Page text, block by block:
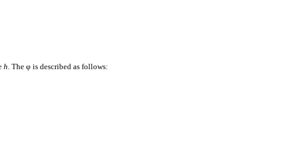
h. The φ is described as follows: